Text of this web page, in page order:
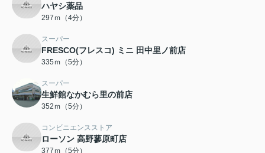
ハヤシ薬品
297ｍ（4分）
スーパー
FRESCO(フレスコ) ミニ 田中里ノ前店
335ｍ（5分）
スーパー
生鮮館なかむら里の前店
352ｍ（5分）
コンビニエンスストア
ローソン 高野蓼原町店
377ｍ（5分）